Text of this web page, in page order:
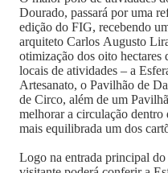
Dourado, passará por uma
edição do FIG, recebendo
arquiteto Carlos Augusto
otimização dos oito hectares
locais de atividades – a
Artesanato, o Pavilhão de
de Circo, além de um
melhorar a circulação dentro
mais equilibrada um dos
Logo na entrada principal